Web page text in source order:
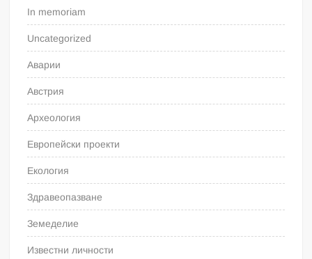
In memoriam
Uncategorized
Аварии
Австрия
Археология
Европейски проекти
Екология
Здравеопазване
Земеделие
Известни личности